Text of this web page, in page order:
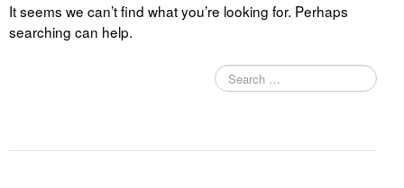
Liikmete pakkumised
It seems we can’t find what you’re looking for. Perhaps
searching can help.